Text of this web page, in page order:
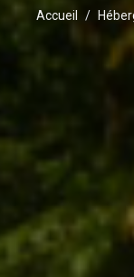
Accueil